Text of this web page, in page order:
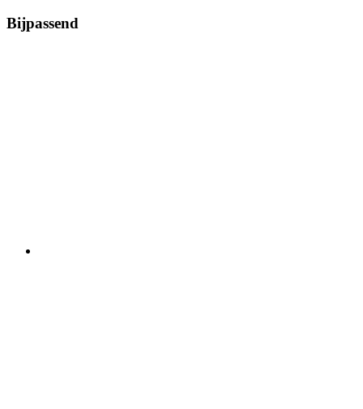
Bijpassend